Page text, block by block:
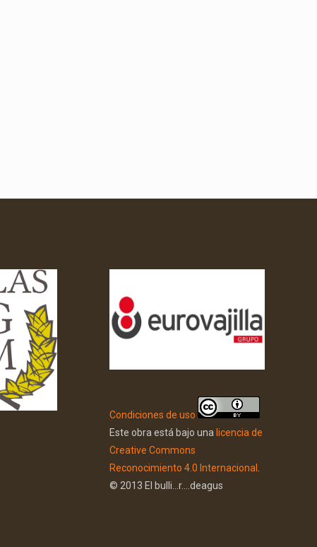
Condiciones de uso
Este obra está bajo una licencia de
Creative Commons
Reconocimiento 4.0 Internacional
© 2013 El bulli...r....deagus